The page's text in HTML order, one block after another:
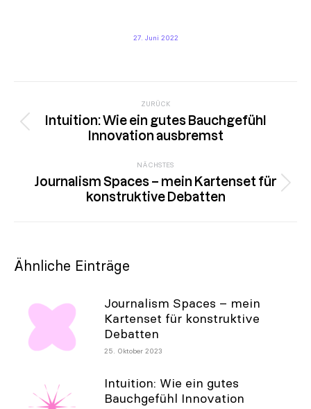
27. Juni 2022
ZURÜCK
Vorheriger
Intuition: Wie ein gutes Bauchgefühl
Innovation ausbremst
NÄCHSTES
Nächster
Journalism Spaces – mein Kartenset für
konstruktive Debatten
Ähnliche Einträge
Journalism Spaces – mein
Kartenset für konstruktive
Debatten
25. Oktober 2023
Intuition: Wie ein gutes
Bauchgefühl Innovation